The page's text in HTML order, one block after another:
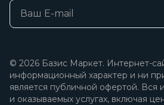
© 2026 Базис Маркет. Интернет-
информационный характер и ни
является публичной офертой. Вся
и оказываемых услугах, включая